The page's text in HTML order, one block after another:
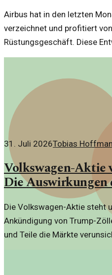
Airbus hat in den letzten
verzeichnet und profitiert
Rüstungsgeschäft. Diese
auf.
31. Juli 2026Tobias
Volkswagen-Aktie
Die
Die Volkswagen-Aktie steht
Ankündigung von Trump-
und Teile die Märkte